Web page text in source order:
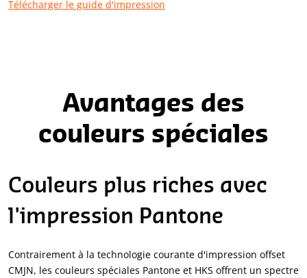
Télécharger le guide d'impression
Avantages des
couleurs spéciales
Couleurs plus riches avec
l'impression Pantone
Contrairement à la technologie courante d'impression offset
CMJN, les couleurs spéciales Pantone et HKS offrent un spectre